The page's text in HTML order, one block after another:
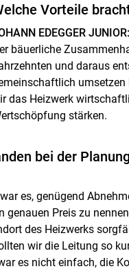
Vorteile
EDEGGER JUNIOR:
bäuerliche
und daraus
das Heizwerk
stärken.
bei der
es, genügend
genauen Preis zu
des Heizwerks
wir die Leitung so
es nicht einfach, die